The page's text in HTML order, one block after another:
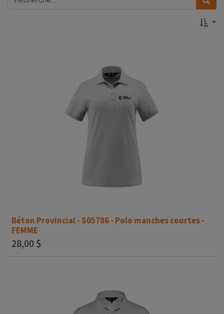
Béton Provincial - S05786 - Polo manches courtes -
FEMME
28,00 $